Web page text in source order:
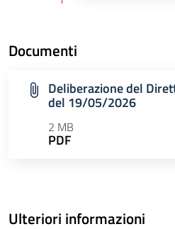
Documenti
Deliberazione del
del 19/05/2026
2 MB
PDF
Ulteriori informazioni